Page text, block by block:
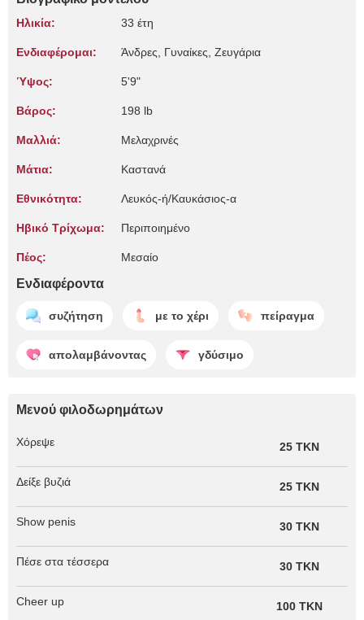
Ηλικία: 33 έτη
Ενδιαφέρομαι: Άνδρες, Γυναίκες, Zευγάρια
Ύψος: 5'9"
Βάρος: 198 lb
Μαλλιά: Μελαχρινές
Μάτια: Καστανά
Εθνικότητα: Λευκός-ή/Καυκάσιος-α
Ηβικό Τρίχωμα: Περιποιημένο
Πέος: Μεσαίο
Ενδιαφέροντα
συζήτηση με το χέρι πείραγμα
απολαμβάνοντας γδύσιμο
Μενού φιλοδωρημάτων
Χόρεψε 25 TKN
Δείξε βυζιά 25 TKN
Show penis 30 TKN
Πέσε στα τέσσερα 30 TKN
Cheer up 100 TKN